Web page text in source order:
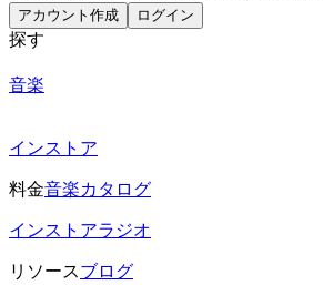
アカウント作成 ログイン
探す
音楽
インストア
料金音楽カタログ
インストアラジオ
リソースブログ